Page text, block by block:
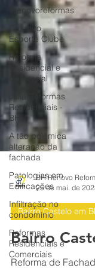
#renovoreformas
Cruzeiro
Esporte Clube
Reforma
Residencial e
Comercial
Júlia Reformas
Residenciais -
BH
A tão polêmica
alteração da
fachada
Patologias em
Edificações
Infiltração no
condomínio
Reformas
Residenciais e
Comerciais
25 de mai. de 2023
Bairro Castelo em BH